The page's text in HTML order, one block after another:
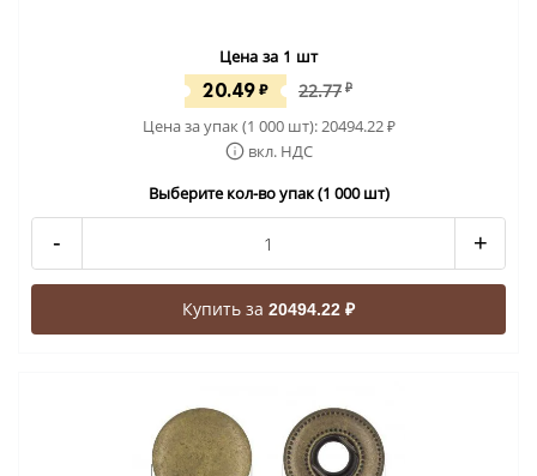
Цена за 1 шт
20.49₽ 22.77 ₽
Цена за упак (1 000 шт):20494.22₽
вкл. НДС
Выберите кол-во упак (1 000 шт)
- +
Купить за 20494.22 ₽